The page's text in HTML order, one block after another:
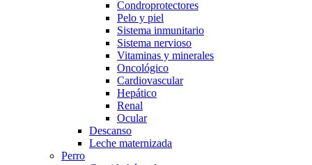
Condroprotectores
Pelo y piel
Sistema inmunitario
Sistema nervioso
Vitaminas y minerales
Oncológico
Cardiovascular
Hepático
Renal
Ocular
Descanso
Leche maternizada
Perro